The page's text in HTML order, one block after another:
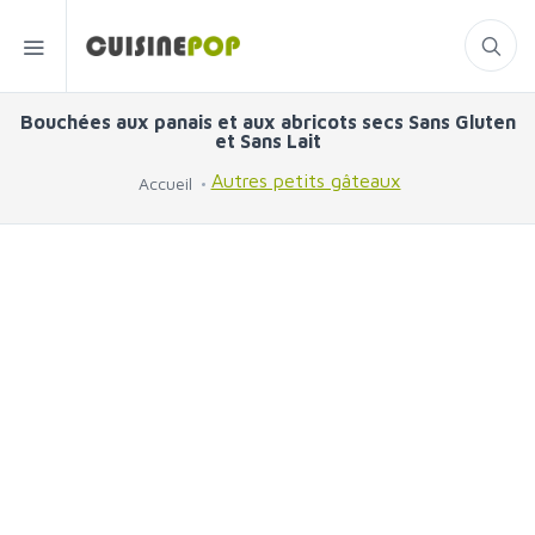
Bouchées aux panais et aux abricots secs Sans Gluten
et Sans Lait
Accueil Autres petits gâteaux